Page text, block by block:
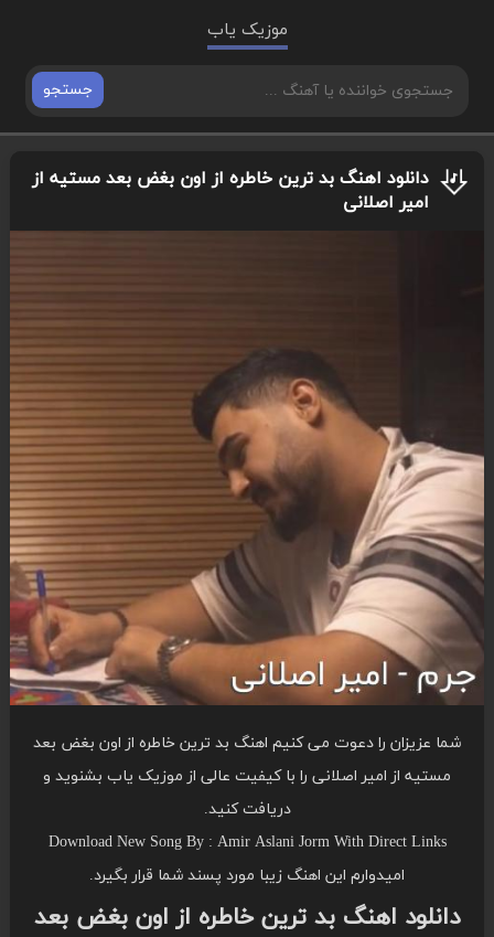
موزیک یاب
جستجو
دانلود اهنگ بد ترین خاطره از اون بغض بعد مستیه از
امیر اصلانی
شما عزیزان را دعوت می کنیم اهنگ بد ترین خاطره از اون بغض بعد
مستیه از امیر اصلانی را با کیفیت عالی از موزیک یاب بشنوید و
دریافت کنید.
Download New Song By : Amir Aslani Jorm With Direct Links
امیدوارم این اهنگ زیبا مورد پسند شما قرار بگیرد.
دانلود اهنگ بد ترین خاطره از اون بغض بعد